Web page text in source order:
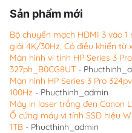
Sản phẩm mới
Bộ chuyển mạch HDMI 3 vào
giải 4K/30Hz, Có điều khiển từ
Màn hình vi tính HP Series 3
327ph_B0CG8UT -
Màn hình HP Series 3 Pro
100Hz - Phucthinh_admin
Máy in laser trắng đen Canon
Ổ cứng máy vi tính SSD hiệu
1TB - Phucthinh_admin